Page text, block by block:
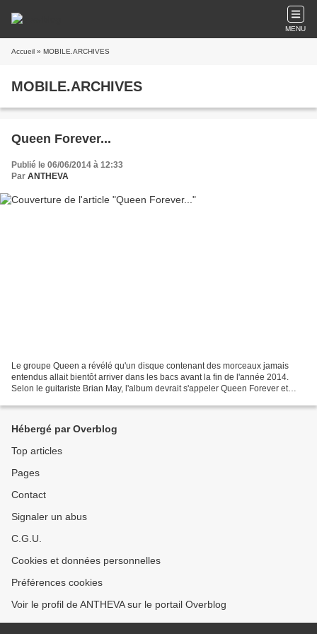
MENU
Accueil » MOBILE.ARCHIVES
MOBILE.ARCHIVES
Queen Forever...
Publié le 06/06/2014 à 12:33
Par ANTHEVA
Le groupe Queen a révélé qu'un disque contenant des morceaux jamais
entendus allait bientôt arriver dans les bacs avant la fin de l'année 2014.
Selon le guitariste Brian May, l'album devrait s'appeler Queen Forever et
Hébergé par Overblog
Top articles
Pages
Contact
Signaler un abus
C.G.U.
Cookies et données personnelles
Préférences cookies
Voir le profil de ANTHEVA sur le portail Overblog